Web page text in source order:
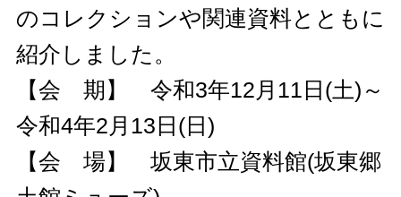
のコレクションや関連資料とともに
紹介しました。
【会 期】 令和3年12月11日(土)～
令和4年2月13日(日)
【会 場】 坂東市立資料館(坂東郷